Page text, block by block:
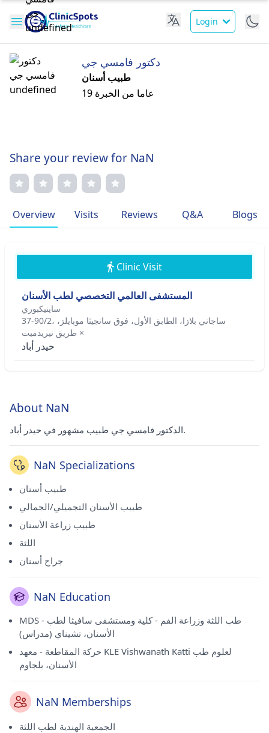
Login
دكتور فامسي جي
طبيب أسنان
19 عاما من الخبرة
Share your review for NaN
Overview Visits Reviews Q&A Blogs
Clinic Visit
المستشفى العالمي التخصصي لطب الأسنان
ساينيكبوري
37-90/2، ساجاني بلازا، الطابق الأول، فوق سانجيثا موبايلز،
طريق نيريدميت ×
حيدر أباد
About NaN
الدكتور فامسي جي طبيب مشهور في حيدر أباد.
NaN Specializations
طبيب أسنان
طبيب الأسنان التجميلي/الجمالي
طبيب زراعة الأسنان
اللثة
جراح أسنان
NaN Education
MDS - طب اللثة وزراعة الفم - كلية ومستشفى سافيثا لطب
الأسنان، تشيناي (مدراس)
حركة المقاطعة - معهد KLE Vishwanath Katti لعلوم طب
الأسنان، بلجاوم
NaN Memberships
الجمعية الهندية لطب اللثة